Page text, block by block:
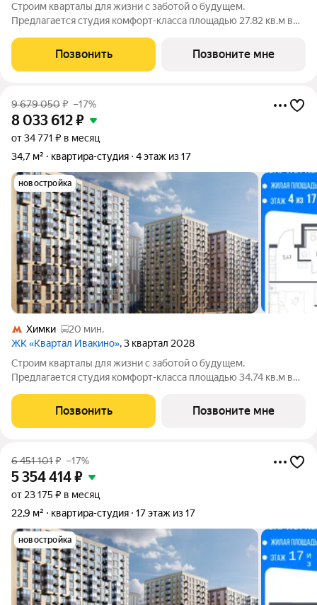
Строим кварталы для жизни с заботой о будущем.
Предлагается студия комфорт-класса площадью 27.82 кв.м в
комплексе "Квартал Ивакино".Позаботились о вашем
времени, поэтому квартиры доступны с
Позвонить Позвоните мне
9 679 050₽ –17%
8 033 612₽
от 34 771 ₽ в месяц
34,7 м²
квартира-студия 4 этаж из 17
новостройка
Химки
20 мин.
ЖК «Квартал Ивакино», 3 квартал 2028
Строим кварталы для жизни с заботой о будущем.
Предлагается студия комфорт-класса площадью 34.74 кв.м в
комплексе "Квартал Ивакино".Позаботились о вашем
времени, поэтому квартиры доступны с
Позвонить Позвоните мне
6 451 101₽ –17%
5 354 414₽
от 23 175 ₽ в месяц
22,9 м²
квартира-студия 17 этаж из 17
новостройка